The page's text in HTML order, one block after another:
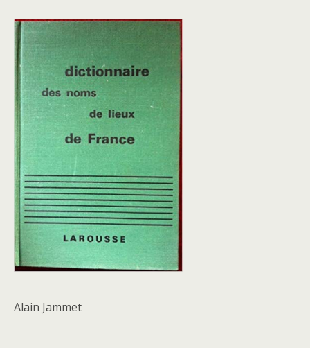
Alain Jammet